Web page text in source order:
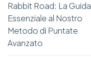
Rabbit Road: La Guida
Essenziale al Nostro
Metodo di Puntate
Avanzato